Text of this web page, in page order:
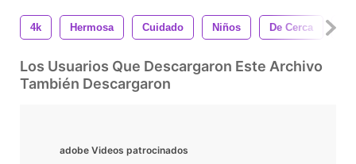
4k Hermosa Cuidado Niños De Cerca
Los Usuarios Que Descargaron Este Archivo
También Descargaron
adobe Videos patrocinados